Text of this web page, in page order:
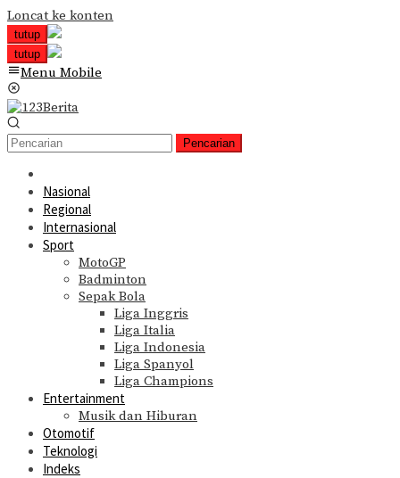
Loncat ke konten
tutup
tutup
Menu Mobile
Pencarian
Nasional
Regional
Internasional
Sport
MotoGP
Badminton
Sepak Bola
Liga Inggris
Liga Italia
Liga Indonesia
Liga Spanyol
Liga Champions
Entertainment
Musik dan Hiburan
Otomotif
Teknologi
Indeks